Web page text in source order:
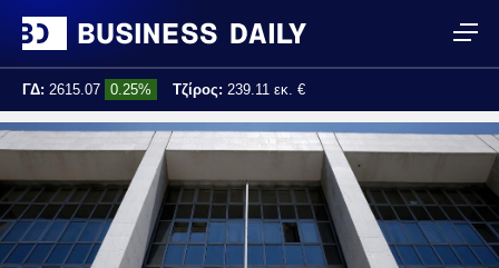
ΓΔ: 2615.07 0.25% Τζίρος: 239.11 εκ. €
Τελ. ενημέρωση: 17:25:01